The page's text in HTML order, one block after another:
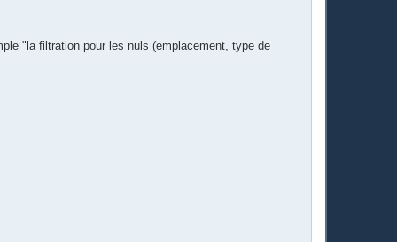
"la filtration pour les nuls (emplacement, type de